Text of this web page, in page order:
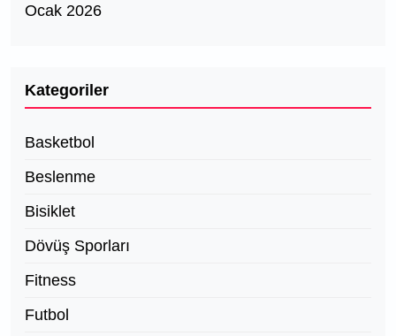
Ocak 2026
Kategoriler
Basketbol
Beslenme
Bisiklet
Dövüş Sporları
Fitness
Futbol